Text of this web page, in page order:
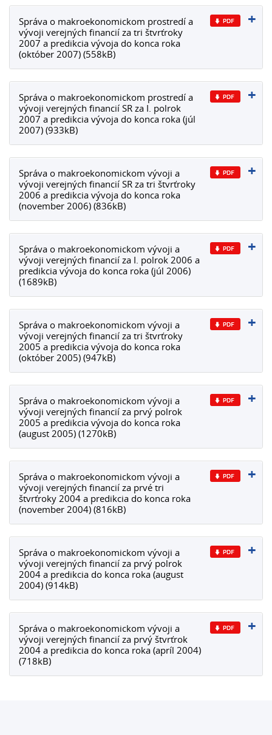
Správa o makroekonomickom prostredí a
vývoji verejných financií za tri štvrťroky
2007 a predikcia vývoja do konca roka
(október 2007) (558kB)
Správa o makroekonomickom prostredí a
vývoji verejných financií SR za I. polrok
2007 a predikcia vývoja do konca roka (júl
2007) (933kB)
Správa o makroekonomickom vývoji a
vývoji verejných financií SR za tri štvrťroky
2006 a predikcia vývoja do konca roka
(november 2006) (836kB)
Správa o makroekonomickom vývoji a
vývoji verejných financií za I. polrok 2006 a
predikcia vývoja do konca roka (júl 2006)
(1689kB)
Správa o makroekonomickom vývoji a
vývoji verejných financií za tri štvrťroky
2005 a predikcia vývoja do konca roka
(október 2005) (947kB)
Správa o makroekonomickom vývoji a
vývoji verejných financií za prvý polrok
2005 a predikcia vývoja do konca roka
(august 2005) (1270kB)
Správa o makroekonomickom vývoji a
vývoji verejných financií za prvé tri
štvrťroky 2004 a predikcia do konca roka
(november 2004) (816kB)
Správa o makroekonomickom vývoji a
vývoji verejných financií za prvý polrok
2004 a predikcia do konca roka (august
2004) (914kB)
Správa o makroekonomickom vývoji a
vývoji verejných financií za prvý štvrťrok
2004 a predikcia do konca roka (apríl 2004)
(718kB)